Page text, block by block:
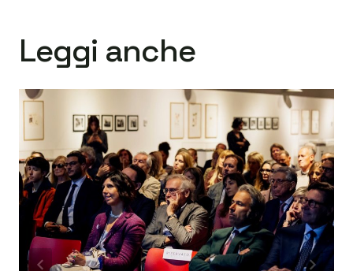
Leggi anche